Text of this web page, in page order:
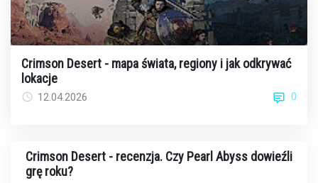
Crimson Desert - mapa świata, regiony i jak odkrywać
lokacje
12.04.2026 0
Crimson Desert - recenzja. Czy Pearl Abyss dowieźli
grę roku?